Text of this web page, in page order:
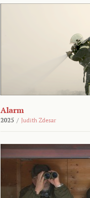
Alarm
2025 / Judith Zdesar